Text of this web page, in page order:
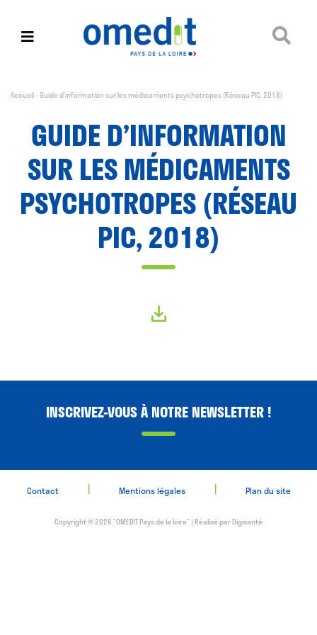
Accueil-Guide d’information sur les médicaments psychotropes (Réseau PIC, 2018)
GUIDE D’INFORMATION
SUR LES MÉDICAMENTS
PSYCHOTROPES (RÉSEAU
PIC, 2018)
INSCRIVEZ-VOUS À NOTRE NEWSLETTER !
Contact | Mentions légales | Plan du site
Copyright © 2026 “OMEDIT Pays de la loire” | Réalisé parDigisanté